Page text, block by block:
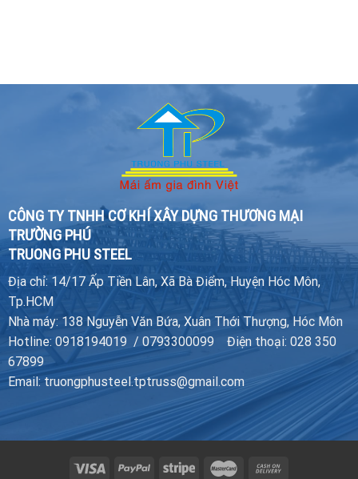
CÔNG TY TNHH CƠ KHÍ XÂY DỰNG THƯƠNG MẠI
TRƯỜNG PHÚ
TRUONG PHU STEEL
Địa chỉ: 14/17 Ấp Tiền Lân, Xã Bà Điểm, Huyện Hóc Môn,
Tp.HCM
Nhà máy: 138 Nguyễn Văn Bứa, Xuân Thới Thượng, Hóc Môn
Hotline: 0918194019 / 0793300099 Điện thoại: 028 350
67899
Email: truongphusteel.tptruss@gmail.com